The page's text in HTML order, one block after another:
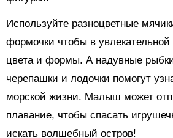
Используйте разноцветные
формочки чтобы в
цвета и формы. А надувные
черепашки и лодочки помогут
морской жизни. Малыш может
плавание, чтобы спасать
искать волшебный остров!